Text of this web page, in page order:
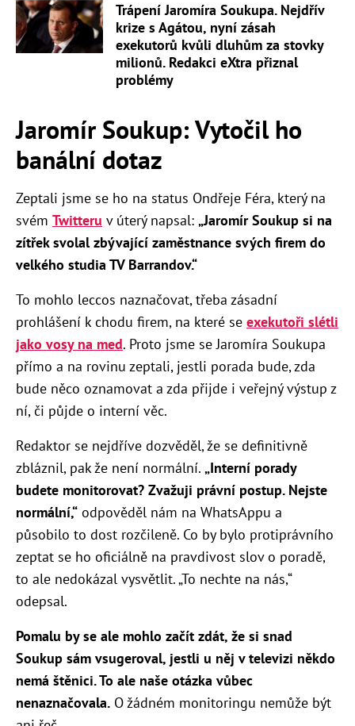
Trápení Jaromíra Soukupa. Nejdřív
krize s Agátou, nyní zásah
exekutorů kvůli dluhům za stovky
milionů. Redakci eXtra přiznal
problémy
Jaromír Soukup: Vytočil ho
banální dotaz
Zeptali jsme se ho na status Ondřeje Féra, který na
svém Twitteru v úterý napsal: „Jaromír Soukup si na
zítřek svolal zbývající zaměstnance svých firem do
velkého studia TV Barrandov.“
To mohlo leccos naznačovat, třeba zásadní
prohlášení k chodu firem, na které se exekutoři slétli
jako vosy na med. Proto jsme se Jaromíra Soukupa
přímo a na rovinu zeptali, jestli porada bude, zda
bude něco oznamovat a zda přijde i veřejný výstup z
ní, či půjde o interní věc.
Redaktor se nejdříve dozvěděl, že se definitivně
zbláznil, pak že není normální. „Interní porady
budete monitorovat? Zvažuji právní postup. Nejste
normální,“ odpověděl nám na WhatsAppu a
působilo to dost rozčileně. Co by bylo protiprávního
zeptat se ho oficiálně na pravdivost slov o poradě,
to ale nedokázal vysvětlit. „To nechte na nás,“
odepsal.
Pomalu by se ale mohlo začít zdát, že si snad
Soukup sám vsugeroval, jestli u něj v televizi někdo
nemá štěnici. To ale naše otázka vůbec
nenaznačovala. O žádném monitoringu nemůže být